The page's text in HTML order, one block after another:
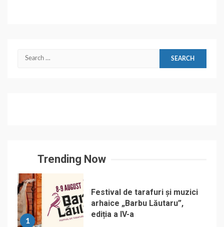
Search
Trending Now
1
Festival de tarafuri și muzici
arhaice „Barbu Lăutaru”,
ediția a IV-a